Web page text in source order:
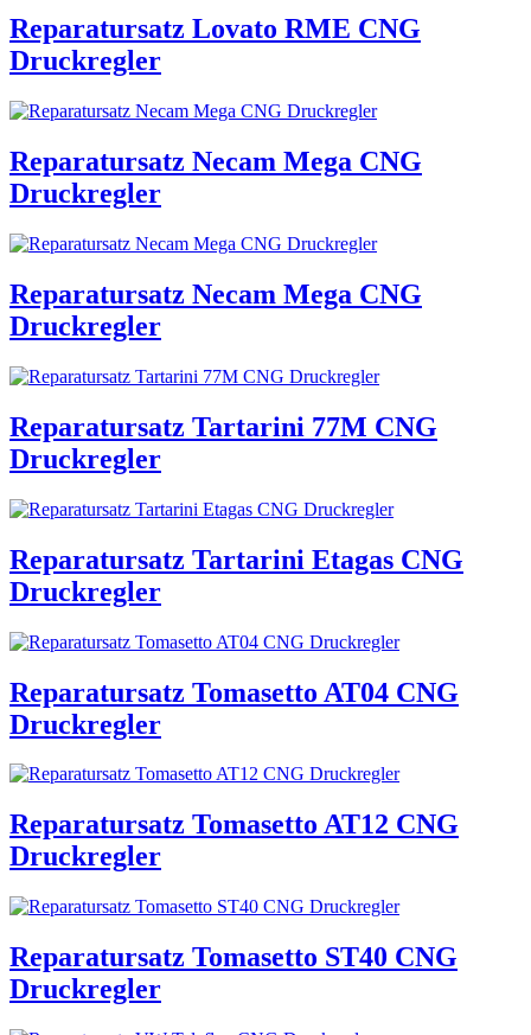
Reparatursatz Lovato RME CNG
Druckregler
Reparatursatz Necam Mega CNG
Druckregler
Reparatursatz Necam Mega CNG
Druckregler
Reparatursatz Tartarini 77M CNG
Druckregler
Reparatursatz Tartarini Etagas CNG
Druckregler
Reparatursatz Tomasetto AT04 CNG
Druckregler
Reparatursatz Tomasetto AT12 CNG
Druckregler
Reparatursatz Tomasetto ST40 CNG
Druckregler